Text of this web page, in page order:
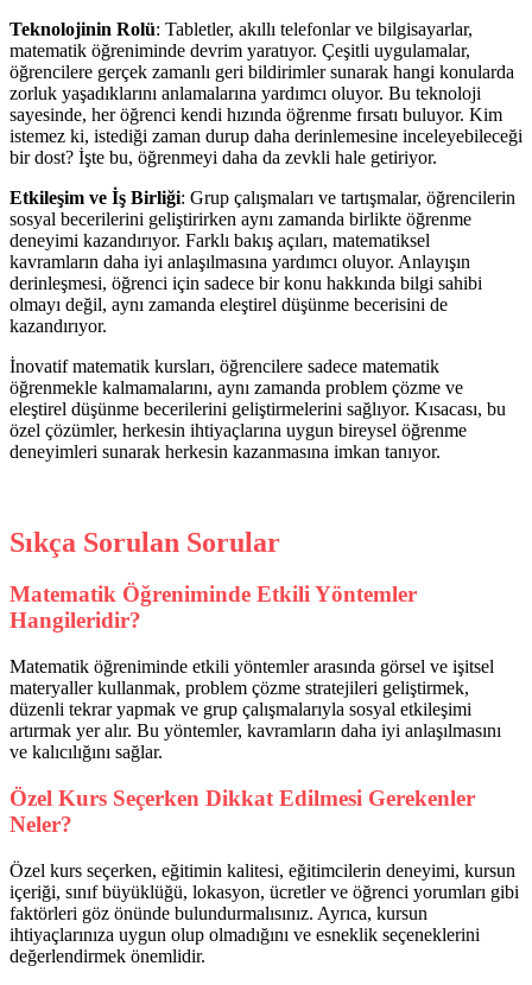
Teknolojinin Rolü: Tabletler, akıllı telefonlar ve bilgisayarlar,
matematik öğreniminde devrim yaratıyor. Çeşitli uygulamalar,
öğrencilere gerçek zamanlı geri bildirimler sunarak hangi konularda
zorluk yaşadıklarını anlamalarına yardımcı oluyor. Bu teknoloji
sayesinde, her öğrenci kendi hızında öğrenme fırsatı buluyor. Kim
istemez ki, istediği zaman durup daha derinlemesine inceleyebileceği
bir dost? İşte bu, öğrenmeyi daha da zevkli hale getiriyor.
Etkileşim ve İş Birliği: Grup çalışmaları ve tartışmalar, öğrencilerin
sosyal becerilerini geliştirirken aynı zamanda birlikte öğrenme
deneyimi kazandırıyor. Farklı bakış açıları, matematiksel
kavramların daha iyi anlaşılmasına yardımcı oluyor. Anlayışın
derinleşmesi, öğrenci için sadece bir konu hakkında bilgi sahibi
olmayı değil, aynı zamanda eleştirel düşünme becerisini de
kazandırıyor.
İnovatif matematik kursları, öğrencilere sadece matematik
öğrenmekle kalmamalarını, aynı zamanda problem çözme ve
eleştirel düşünme becerilerini geliştirmelerini sağlıyor. Kısacası, bu
özel çözümler, herkesin ihtiyaçlarına uygun bireysel öğrenme
deneyimleri sunarak herkesin kazanmasına imkan tanıyor.
Sıkça Sorulan Sorular
Matematik Öğreniminde Etkili Yöntemler
Hangileridir?
Matematik öğreniminde etkili yöntemler arasında görsel ve işitsel
materyaller kullanmak, problem çözme stratejileri geliştirmek,
düzenli tekrar yapmak ve grup çalışmalarıyla sosyal etkileşimi
artırmak yer alır. Bu yöntemler, kavramların daha iyi anlaşılmasını
ve kalıcılığını sağlar.
Özel Kurs Seçerken Dikkat Edilmesi Gerekenler
Neler?
Özel kurs seçerken, eğitimin kalitesi, eğitimcilerin deneyimi, kursun
içeriği, sınıf büyüklüğü, lokasyon, ücretler ve öğrenci yorumları gibi
faktörleri göz önünde bulundurmalısınız. Ayrıca, kursun
ihtiyaçlarınıza uygun olup olmadığını ve esneklik seçeneklerini
değerlendirmek önemlidir.